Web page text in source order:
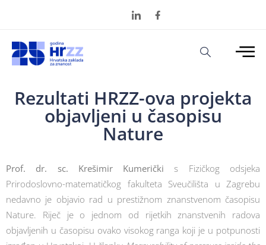
Rezultati HRZZ-ova projekta
objavljeni u časopisu
Nature
Prof. dr. sc. Krešimir Kumerički s Fizičkog odsjeka
Prirodoslovno-matematičkog fakulteta Sveučilišta u Zagrebu
nedavno je objavio rad u prestižnom znanstvenom časopisu
Nature. Riječ je o jednom od rijetkih znanstvenih radova
objavljenih u časopisu ovako visokog ranga koji je u potpunosti